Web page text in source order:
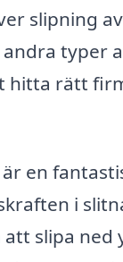
slipning
typer
hitta rätt
en
i
att slipa ned